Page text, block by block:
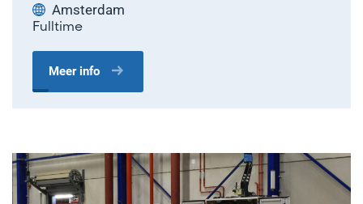
Amsterdam
Fulltime
Meer info